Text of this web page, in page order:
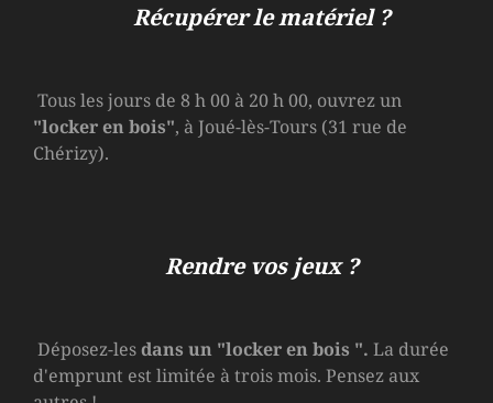
Récupérer le matériel ?
Tous les jours de 8 h 00 à 20 h 00, ouvrez un
"locker en bois", à Joué-lès-Tours (31 rue de
Chérizy).
Rendre vos jeux ?
Déposez-lesdans un "locker en bois ". La durée
d'emprunt est limitée à trois mois. Pensez aux